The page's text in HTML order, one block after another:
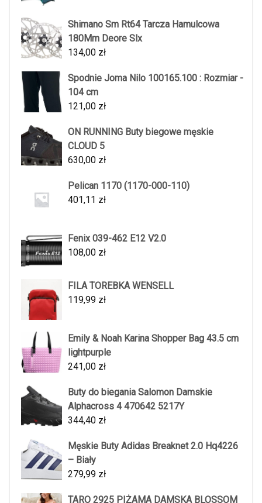
Shimano Sm Rt64 Tarcza Hamulcowa
180Mm Deore Slx
134,00 zł
Spodnie Joma Nilo 100165.100 : Rozmiar -
104 cm
121,00 zł
ON RUNNING Buty biegowe męskie
CLOUD 5
630,00 zł
Pelican 1170 (1170-000-110)
401,11 zł
Fenix 039-462 E12 V2.0
108,00 zł
FILA TOREBKA WENSELL
119,99 zł
Emily & Noah Karina Shopper Bag 43.5 cm
lightpurple
241,00 zł
Buty do biegania Salomon Damskie
Alphacross 4 470642 5217Y
344,40 zł
Męskie Buty Adidas Breaknet 2.0 Hq4226
– Biały
279,99 zł
TARO 2925 PIŻAMA DAMSKA BLOSSOM